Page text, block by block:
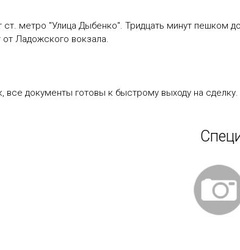
метро "Улица Дыбенко". Тридцать минут пешком
от Ладожского вокзала.
документы готовы к быстрому выходу на сделку.